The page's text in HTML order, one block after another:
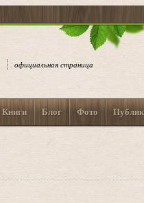
официальная страница
Книги Блог Фото